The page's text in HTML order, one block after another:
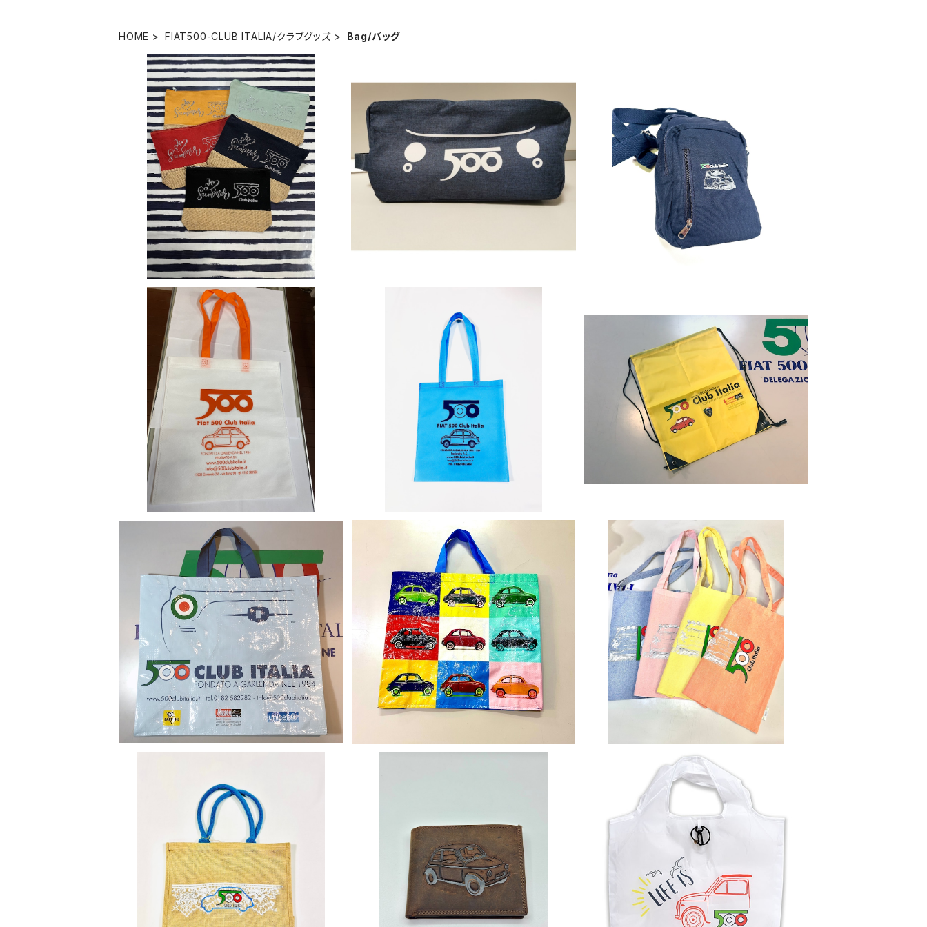
HOME FIAT500-CLUB ITALIA/クラブグッズ Bag/バッグ
【FIAT500 CLUB ITALIA 】I LOVE SUMM
ER ポーチ
FIAT 500 CLUB ITALIA トラベルポーチ
¥2,860
【FIAT500 CLUB ITALIA】デニムショルダ
ーバッグ
¥5,980
FIAT500 CLUB ITALIA 不織布エコバッグ
¥500
【FIAT500 CLUB ITALIA】不織布バッグ
¥500
FIAT500 CLUB ITALIA ドローストリング
バッグ
¥1,100
FIAT500 CLUB ITALIA エコバッグ 2019
年バージョン
¥1,200
FIAT500 CLUB ITALIA エコバッグ （マル
チカラー）
¥1,540
【FIAT500 CLUB ITALIA】ファブリックトー
トバッグ
¥2,500
【FIAT500 CLUB ITALIA 】レースプリント
ジュートバック
¥5,500
【FIAT500 CLUB ITALIA】レザーウォレット
¥8,360
SOLD OUT
FIAT500 CLUB ITALIA エコバッグ
¥1,650